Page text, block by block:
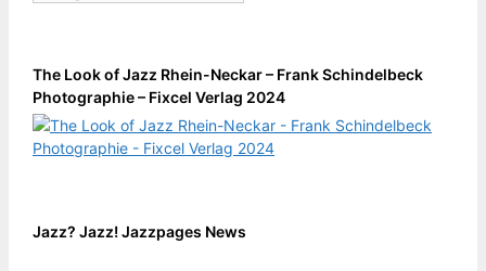
The Look of Jazz Rhein-Neckar – Frank Schindelbeck
Photographie – Fixcel Verlag 2024
Jazz? Jazz! Jazzpages News